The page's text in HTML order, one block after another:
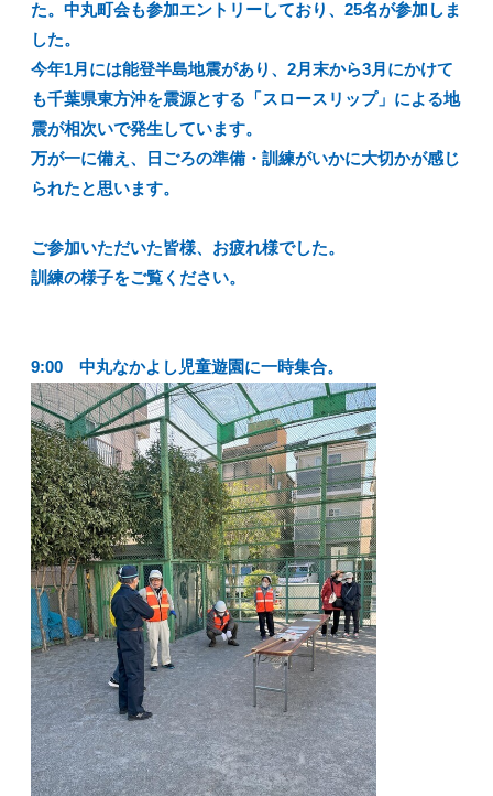
た。中丸町会も参加エントリーしており、25名が参加しま
した。
今年1月には能登半島地震があり、2月末から3月にかけて
も千葉県東方沖を震源とする「スロースリップ」による地
震が相次いで発生しています。
万が一に備え、日ごろの準備・訓練がいかに大切かが感じ
られたと思います。
ご参加いただいた皆様、お疲れ様でした。
訓練の様子をご覧ください。
9:00 中丸なかよし児童遊園に一時集合。